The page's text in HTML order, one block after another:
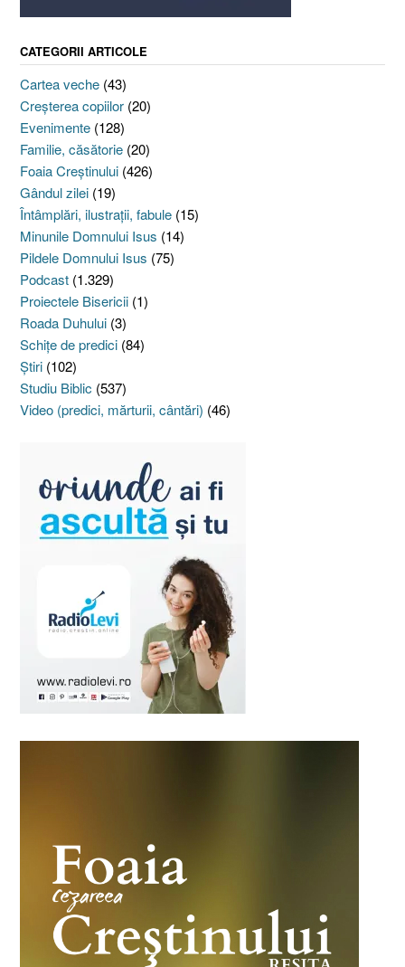
CATEGORII ARTICOLE
Cartea veche (43)
Creşterea copiilor (20)
Evenimente (128)
Familie, căsătorie (20)
Foaia Creştinului (426)
Gândul zilei (19)
Întâmplări, ilustraţii, fabule (15)
Minunile Domnului Isus (14)
Pildele Domnului Isus (75)
Podcast (1.329)
Proiectele Bisericii (1)
Roada Duhului (3)
Schiţe de predici (84)
Ştiri (102)
Studiu Biblic (537)
Video (predici, mărturii, cântări) (46)